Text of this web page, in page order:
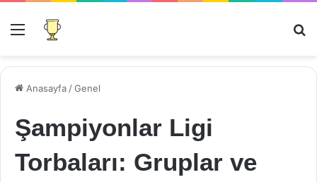
Menü
Anasayfa /Genel
Şampiyonlar Ligi
Torbaları: Gruplar ve